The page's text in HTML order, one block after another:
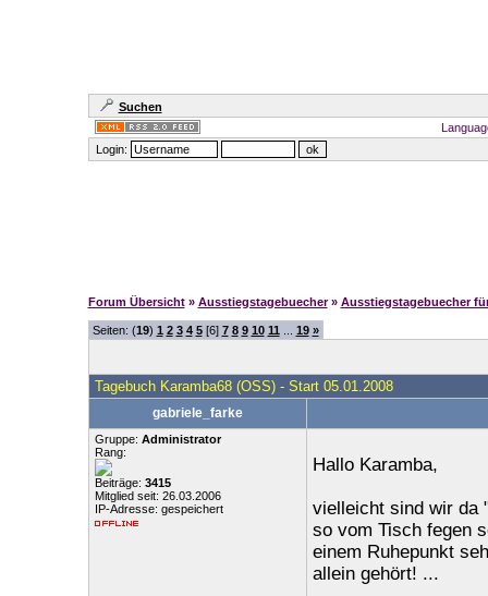
Suchen
Login:
Forum Übersicht » Ausstiegstagebuecher » Ausstiegstagebuecher
Seiten: (19) 1 2 3 4 5[6] 7 8 9 10 11 19 »
Tagebuch Karamba68 (OSS) - Start 05.01.2008
gabriele_farke
Gruppe: Administrator
Rang:
Beiträge: 3415
Mitglied seit: 26.03.2006
IP-Adresse: gespeichert
Hallo Karamba,
vielleicht sind wir da
so vom Tisch fegen
einem Ruhepunkt
allein gehört! ...